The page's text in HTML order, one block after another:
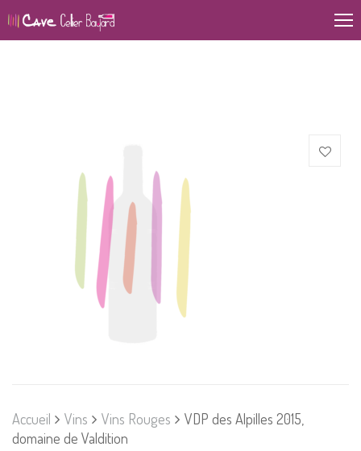
Accueil Vins Vins Rouges
VDP des Alpilles 2015,
domaine de Valdition